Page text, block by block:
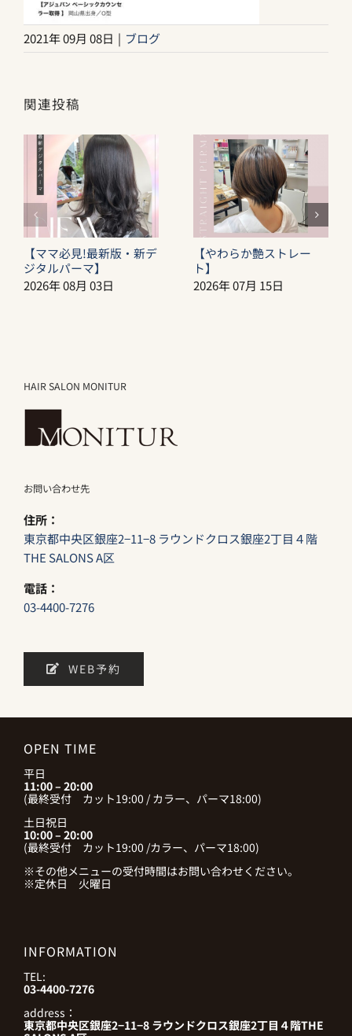
2021年 09月 08日 | ブログ
関連投稿
【ママ必見!最新版・新デ
ジタルパーマ】
2026年 08月 03日
【やわらか艶ストレー
ト】
2026年 07月 15日
HAIR SALON MONITUR
お問い合わせ先
住所：
東京都中央区銀座2−11−8 ラウンドクロス銀座2丁目４階
THE SALONS A区
電話：
03-4400-7276
WEB予約
OPEN TIME
平日
11:00 – 20:00
(最終受付 カット19:00 / カラー、パーマ18:00)
土日祝日
10:00 – 20:00
(最終受付 カット19:00 /カラー、パーマ18:00)
※その他メニューの受付時間はお問い合わせください。
※定休日 火曜日
INFORMATION
TEL:
03-4400-7276
address：
東京都中央区銀座2−11−8 ラウンドクロス銀座2丁目４階THE